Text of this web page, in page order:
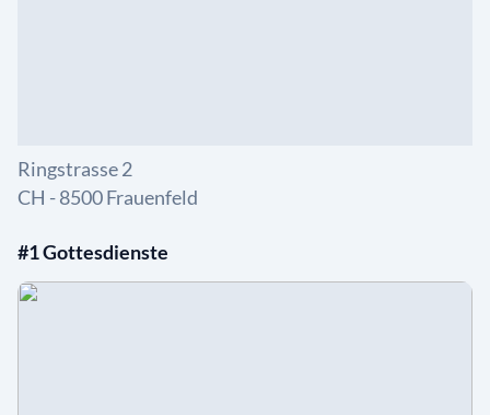
Ringstrasse 2
CH - 8500 Frauenfeld
#1 Gottesdienste